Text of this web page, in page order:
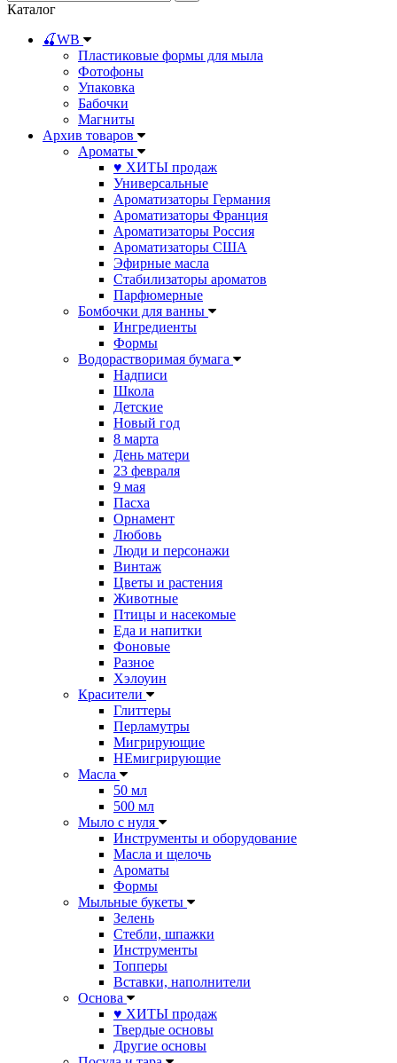
Каталог
🍒WB
Пластиковые формы для мыла
Фотофоны
Упаковка
Бабочки
Магниты
Архив товаров
Ароматы
♥ ХИТЫ продаж
Универсальные
Ароматизаторы Германия
Ароматизаторы Франция
Ароматизаторы Россия
Ароматизаторы США
Эфирные масла
Стабилизаторы ароматов
Парфюмерные
Бомбочки для ванны
Ингредиенты
Формы
Водорастворимая бумага
Надписи
Школа
Детские
Новый год
8 марта
День матери
23 февраля
9 мая
Пасха
Орнамент
Любовь
Люди и персонажи
Винтаж
Цветы и растения
Животные
Птицы и насекомые
Еда и напитки
Фоновые
Разное
Хэлоуин
Красители
Глиттеры
Перламутры
Мигрирующие
НЕмигрирующие
Масла
50 мл
500 мл
Мыло с нуля
Инструменты и оборудование
Масла и щелочь
Ароматы
Формы
Мыльные букеты
Зелень
Стебли, шпажки
Инструменты
Топперы
Вставки, наполнители
Основа
♥ ХИТЫ продаж
Твердые основы
Другие основы